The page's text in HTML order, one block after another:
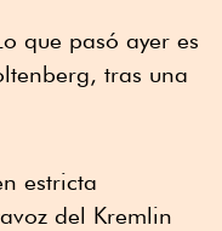
que pasó ayer es
tras una
estricta
del Kremlin